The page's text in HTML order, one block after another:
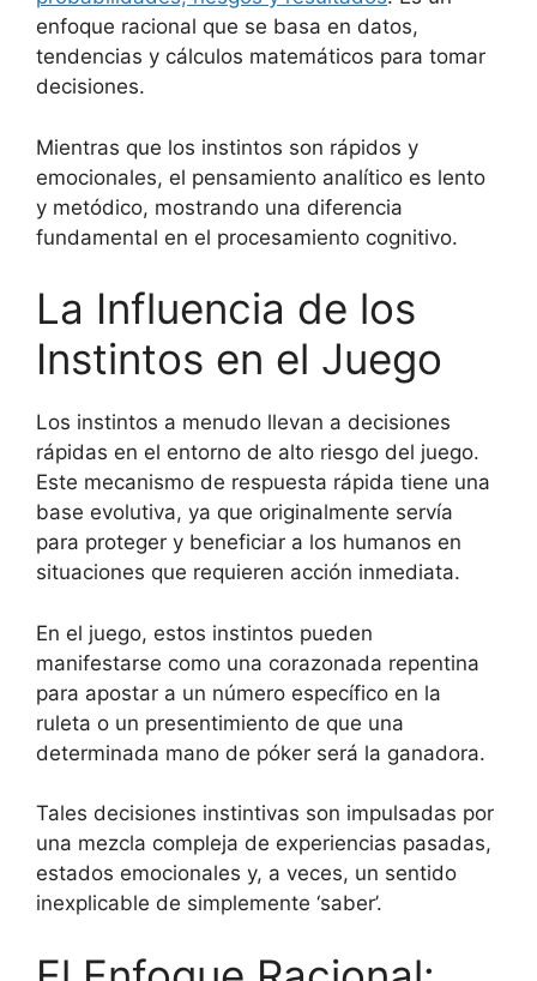
enfoque racional que se basa en datos,
tendencias y cálculos matemáticos para tomar
decisiones.
Mientras que los instintos son rápidos y
emocionales, el pensamiento analítico es lento
y metódico, mostrando una diferencia
fundamental en el procesamiento cognitivo.
La Influencia de los
Instintos en el Juego
Los instintos a menudo llevan a decisiones
rápidas en el entorno de alto riesgo del juego.
Este mecanismo de respuesta rápida tiene una
base evolutiva, ya que originalmente servía
para proteger y beneficiar a los humanos en
situaciones que requieren acción inmediata.
En el juego, estos instintos pueden
manifestarse como una corazonada repentina
para apostar a un número específico en la
ruleta o un presentimiento de que una
determinada mano de póker será la ganadora.
Tales decisiones instintivas son impulsadas por
una mezcla compleja de experiencias pasadas,
estados emocionales y, a veces, un sentido
inexplicable de simplemente ‘saber’.